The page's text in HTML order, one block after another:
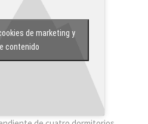
de marketing y
contenido